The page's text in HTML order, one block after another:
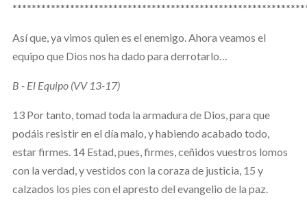
Así que, ya vimos quien es el enemigo. Ahora veamos el
equipo que Dios nos ha dado para derrotarlo…
B - El Equipo (VV 13-17)
13 Por tanto, tomad toda la armadura de Dios, para que
podáis resistir en el día malo, y habiendo acabado todo,
estar firmes. 14 Estad, pues, firmes, ceñidos vuestros lomos
con la verdad, y vestidos con la coraza de justicia, 15 y
calzados los pies con el apresto del evangelio de la paz.